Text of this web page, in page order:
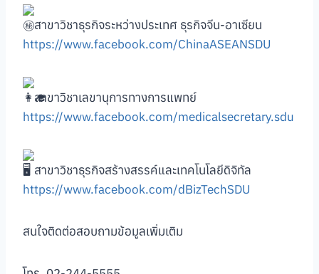
สาขาวิชาธุรกิจระหว่างประเทศ ธุรกิจจีน-อาเซียน
https://www.facebook.com/ChinaASEANSDU
สาขาวิชาเลขานุการทางการแพทย์
https://www.facebook.com/medicalsecretary.sdu
สาขาวิชาธุรกิจสร้างสรรค์และเทคโนโลยีดิจิทัล
https://www.facebook.com/dBizTechSDU
สนใจติดต่อสอบถามข้อมูลเพิ่มเติม